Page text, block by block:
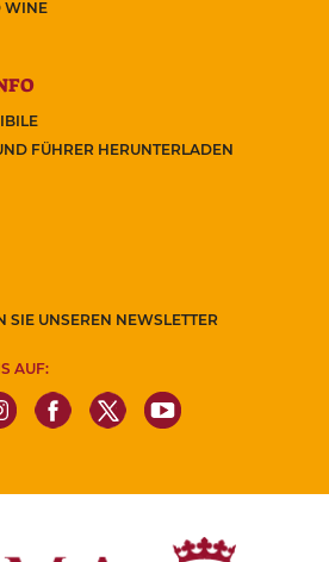
WINE
FÜHRER HERUNTERLADEN
SIE UNSEREN NEWSLETTER
AUF: